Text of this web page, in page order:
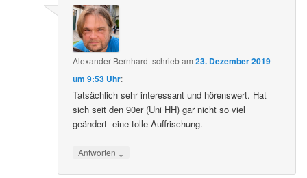
Alexander Bernhardtschriebam23. Dezember 2019
um 9:53 Uhr:
Tatsächlich sehr interessant und hörenswert. Hat
sich seit den 90er (Uni HH) gar nicht so viel
geändert- eine tolle Auffrischung.
Antworten ↓